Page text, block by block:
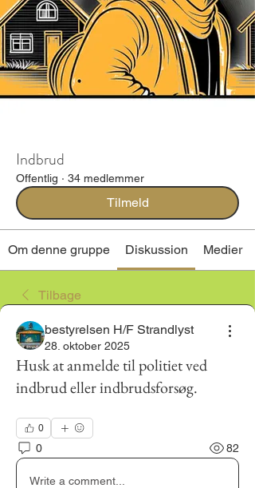
Indbrud
Offentlig · 34 medlemmer
Tilmeld
Om denne gruppe Diskussion Medier
Tilbage
bestyrelsen H/F Strandlyst
28. oktober 2025
Husk at anmelde til politiet ved
indbrud eller indbrudsforsøg.
0
0 82
Write a comment...